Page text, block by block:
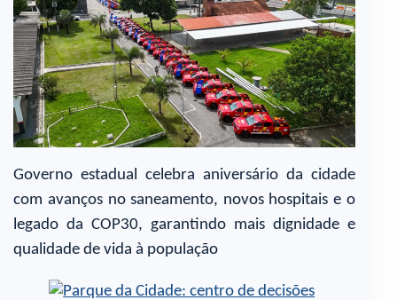
Governo estadual celebra aniversário da cidade
com avanços no saneamento, novos hospitais e o
legado da COP30, garantindo mais dignidade e
qualidade de vida à população